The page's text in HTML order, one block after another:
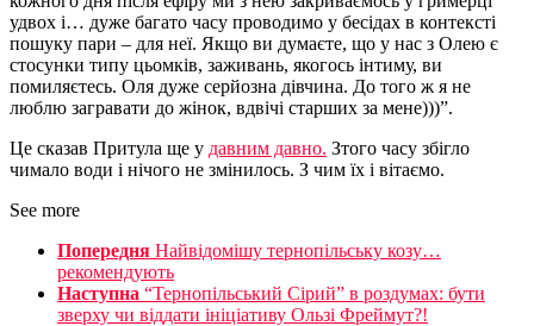
удвох і… дуже багато часу проводимо у бесідах в контексті
пошуку пари – для неї. Якщо ви думаєте, що у нас з Олею є
стосунки типу цьомків, заживань, якогось інтиму, ви
помиляєтесь. Оля дуже серйозна дівчина. До того ж я не
люблю загравати до жінок, вдвічі старших за мене)))”.
Це сказав Притула ще у давним давно. Зтого часу збігло
чимало води і нічого не змінилось. З чим їх і вітаємо.
See more
Попередня Найвідомішу тернопільську козу…
рекомендують
Наступна “Тернопільський Сірий” в роздумах: бути
зверху чи віддати ініціативу Ользі Фреймут?!